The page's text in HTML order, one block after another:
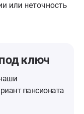
или неточность
ключ
пансионата